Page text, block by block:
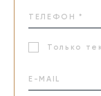
Только